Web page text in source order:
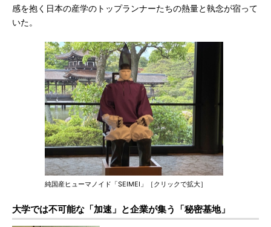
感を抱く日本の産学のトップランナーたちの熱量と執念が宿って
いた。
純国産ヒューマノイド「SEIMEI」［クリックで拡大］
大学では不可能な「加速」と企業が集う「秘密基地」